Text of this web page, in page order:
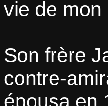
vie de mon
Son frère
contre-
épousa en